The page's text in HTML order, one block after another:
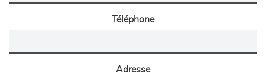
Téléphone
Adresse